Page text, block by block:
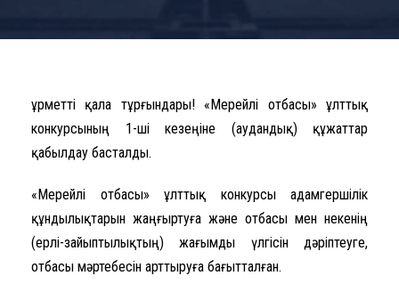
Құрметті қала тұрғындары! «Мерейлі отбасы» ұлттық
конкурсының 1-ші кезеңіне (аудандық) құжаттар
қабылдау басталды.
«Мерейлі отбасы» ұлттық конкурсы адамгершілік
құндылықтарын жаңғыртуға және отбасы мен некенің
(ерлі-зайыптылықтың) жағымды үлгісін дәріптеуге,
отбасы мәртебесін арттыруға бағытталған.